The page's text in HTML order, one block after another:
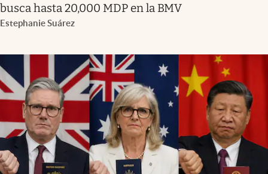
busca hasta 20,000 MDP en la BMV
Estephanie Suárez